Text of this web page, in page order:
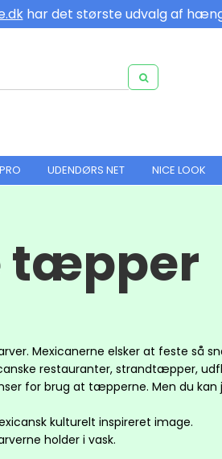
har det største udvalg af
UDENDØRS NET NICE LOOK
tæpper
Mexicanerne elsker at feste så
restauranter, strandtæpper,
for brug at tæpperne. Men du kan
kulturelt inspireret image.
holder i vask.